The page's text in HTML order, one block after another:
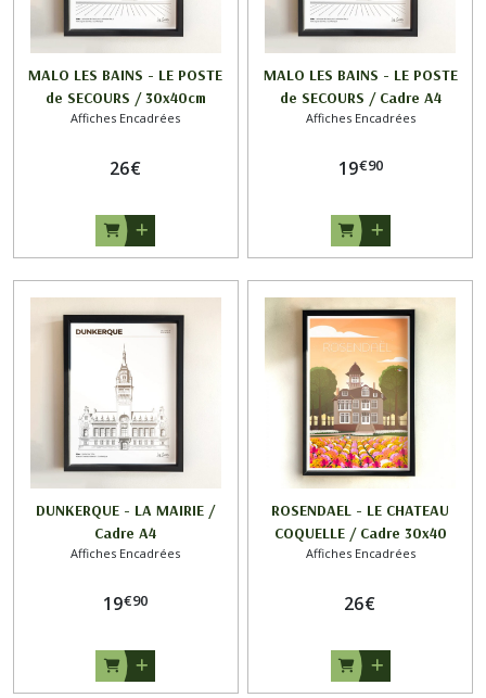
MALO LES BAINS - LE POSTE
de SECOURS / 30x40cm
Affiches Encadrées
26€
MALO LES BAINS - LE POSTE
de SECOURS / Cadre A4
Affiches Encadrées
19€90
DUNKERQUE - LA MAIRIE /
Cadre A4
Affiches Encadrées
19€90
ROSENDAEL - LE CHATEAU
COQUELLE / Cadre 30x40
Affiches Encadrées
26€